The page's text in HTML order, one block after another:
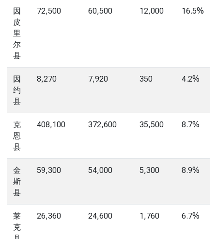
因
皮
里
尔
县
72,500 60,500 12,000 16.5%
因
约
县
8,270 7,920 350 4.2%
克
恩
县
408,100 372,600 35,500 8.7%
金
斯
县
59,300 54,000 5,300 8.9%
莱
克
26,360 24,600 1,760 6.7%